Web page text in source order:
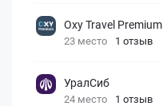
Oxy Travel Premium
23 место 1 отзыв
УралСиб
24 место 1 отзыв